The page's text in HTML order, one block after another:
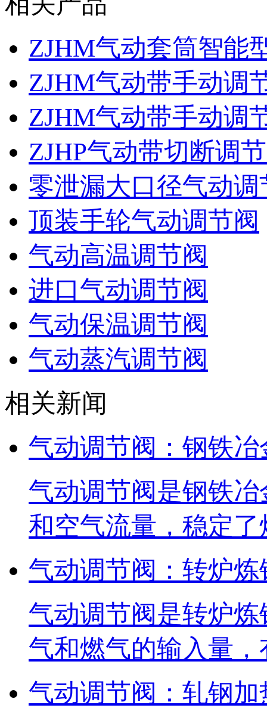
ZJHM气动套筒智能
ZJHM气动带手动调
ZJHM气动带手动调
ZJHP气动带切断调
零泄漏大口径气动调
顶装手轮气动调节阀
气动高温调节阀
进口气动调节阀
气动保温调节阀
气动蒸汽调节阀
相关新闻
气动调节阀：钢铁
气动调节阀是钢铁
和空气流量，稳定
气动调节阀：转炉
气动调节阀是转炉
气和燃气的输入量
气动调节阀：轧钢